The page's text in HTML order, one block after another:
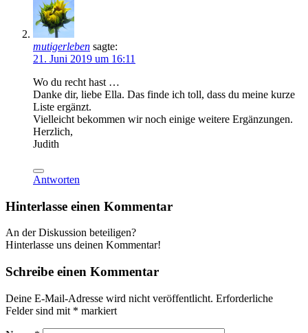
mutigerleben sagte:
21. Juni 2019 um 16:11
Wo du recht hast …
Danke dir, liebe Ella. Das finde ich toll, dass du meine kurze
Liste ergänzt.
Vielleicht bekommen wir noch einige weitere Ergänzungen.
Herzlich,
Judith
Antworten
Hinterlasse einen Kommentar
An der Diskussion beteiligen?
Hinterlasse uns deinen Kommentar!
Schreibe einen Kommentar
Deine E-Mail-Adresse wird nicht veröffentlicht. Erforderliche
Felder sind mit * markiert